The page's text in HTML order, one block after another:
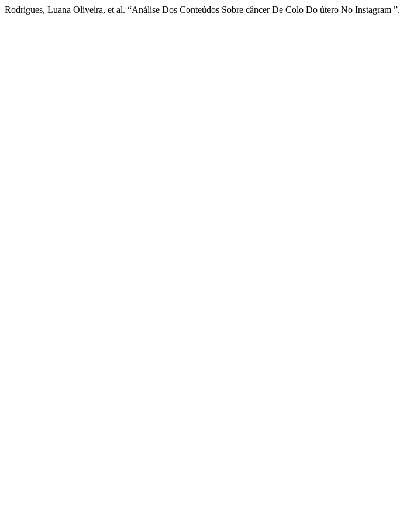
Rodrigues, Luana Oliveira, et al. “Análise Dos Conteúdos Sobre câncer De Colo Do útero No Instagram ”.